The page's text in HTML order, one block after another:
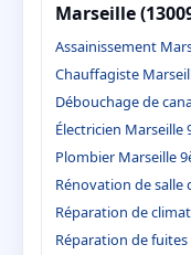
Marseille
Assainissement
Chauffagiste
Débouchage de
Électricien Marseille
Plombier Marseille
Rénovation de salle
Réparation de
Réparation de